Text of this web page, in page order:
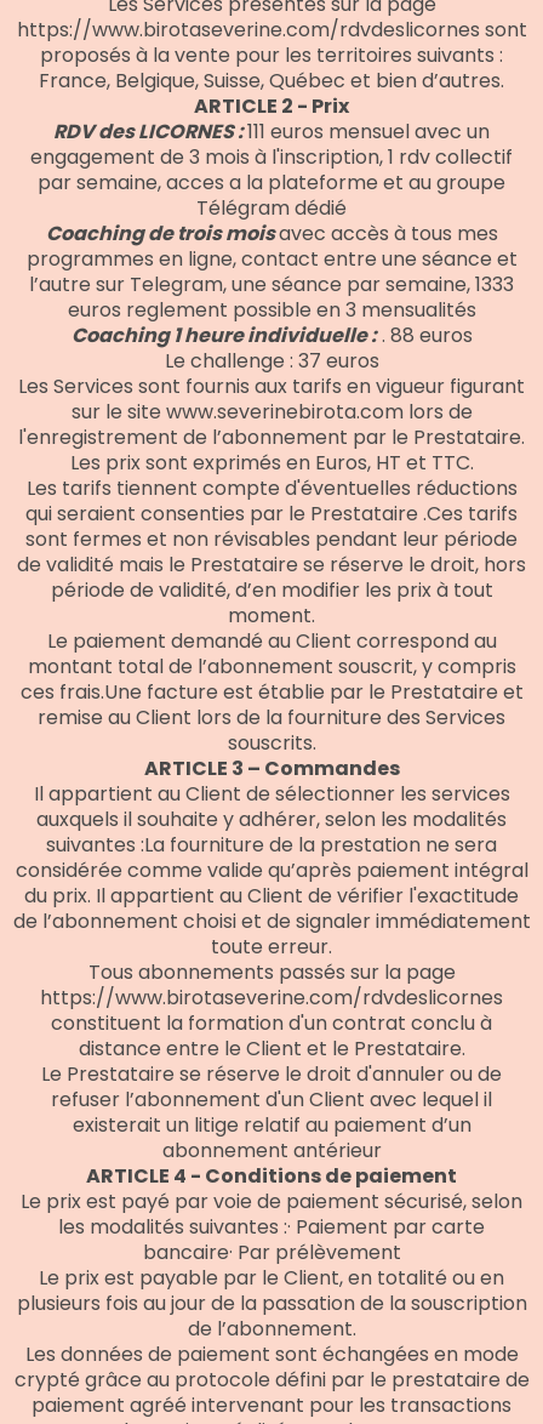
https://www.birotaseverine.com/rdvdeslicornes sont
proposés à la vente pour les territoires suivants :
France, Belgique, Suisse, Québec et bien d’autres.
ARTICLE 2 - Prix
RDV des LICORNES :111 euros mensuel avec un
engagement de 3 mois à l'inscription, 1 rdv collectif
par semaine, acces a la plateforme et au groupe
Télégram dédié
Coaching de trois moisavec accès à tous mes
programmes en ligne, contact entre une séance et
l’autre sur Telegram, une séance par semaine, 1333
euros reglement possible en 3 mensualités
Coaching 1 heure individuelle :. 88 euros
Le challenge : 37 euros
Les Services sont fournis aux tarifs en vigueur figurant
sur le site www.severinebirota.com lors de
l'enregistrement de l’abonnement par le Prestataire.
Les prix sont exprimés en Euros, HT et TTC.
Les tarifs tiennent compte d'éventuelles réductions
qui seraient consenties par le Prestataire .Ces tarifs
sont fermes et non révisables pendant leur période
de validité mais le Prestataire se réserve le droit, hors
période de validité, d’en modifier les prix à tout
moment.
Le paiement demandé au Client correspond au
montant total de l’abonnement souscrit, y compris
ces frais.Une facture est établie par le Prestataire et
remise au Client lors de la fourniture des Services
souscrits.
ARTICLE 3 – Commandes
Il appartient au Client de sélectionner les services
auxquels il souhaite y adhérer, selon les modalités
suivantes :La fourniture de la prestation ne sera
considérée comme valide qu’après paiement intégral
du prix. Il appartient au Client de vérifier l'exactitude
de l’abonnement choisi et de signaler immédiatement
toute erreur.
Tous abonnements passés sur la page
https://www.birotaseverine.com/rdvdeslicornes
constituent la formation d'un contrat conclu à
distance entre le Client et le Prestataire.
Le Prestataire se réserve le droit d'annuler ou de
refuser l’abonnement d'un Client avec lequel il
existerait un litige relatif au paiement d’un
abonnement antérieur
ARTICLE 4 - Conditions de paiement
Le prix est payé par voie de paiement sécurisé, selon
les modalités suivantes :· Paiement par carte
bancaire· Par prélèvement
Le prix est payable par le Client, en totalité ou en
plusieurs fois au jour de la passation de la souscription
de l’abonnement.
Les données de paiement sont échangées en mode
crypté grâce au protocole défini par le prestataire de
paiement agréé intervenant pour les transactions